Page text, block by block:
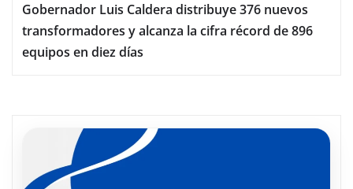
Gobernador Luis Caldera distribuye 376 nuevos
transformadores y alcanza la cifra récord de 896
equipos en diez días